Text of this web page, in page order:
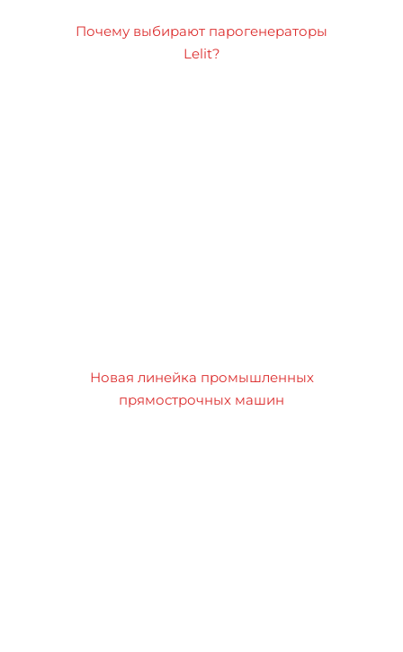
Почему выбирают парогенераторы
Lelit?
Новая линейка промышленных
прямострочных машин